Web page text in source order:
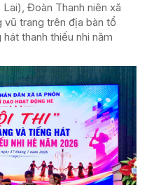
Lai), Đoàn Thanh niên xã
trang trên địa bàn tổ
thanh thiếu nhi năm